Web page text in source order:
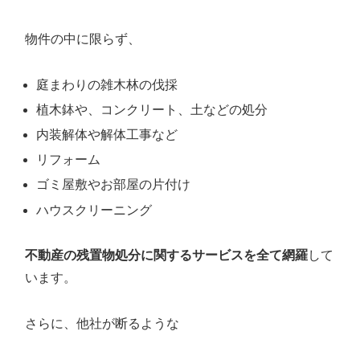
物件の中に限らず、
庭まわりの雑木林の伐採
植木鉢や、コンクリート、土などの処分
内装解体や解体工事など
リフォーム
ゴミ屋敷やお部屋の片付け
ハウスクリーニング
不動産の残置物処分に関するサービスを全て網羅して
います。
さらに、他社が断るような